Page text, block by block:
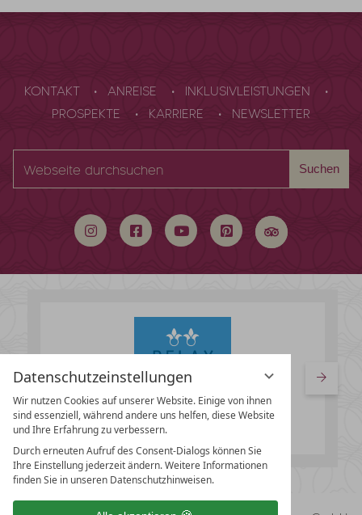
Datenschutzeinstellungen
Wir nutzen Cookies auf unserer Website. Einige von ihnen
sind essenziell, während andere uns helfen, diese Website
und Ihre Erfahrung zu verbessern.
Durch erneuten Aufruf des Consent-Dialogs können Sie
Ihre Einstellung jederzeit ändern. Weitere Informationen
finden Sie in unseren Datenschutzhinweisen.
KONTAKT ANREISE
INKLUSIVLEISTUNGEN
PROSPEKTE
KARRIERE NEWSLETTER
durchsuchen
Suchen